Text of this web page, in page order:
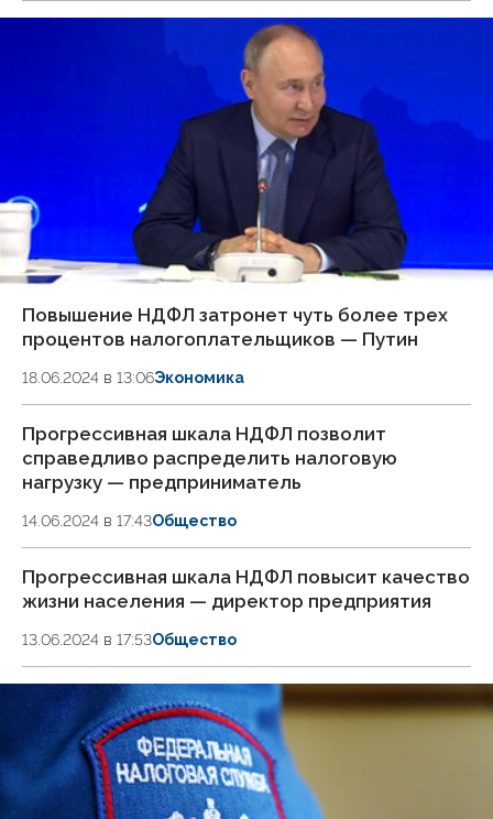
Повышение НДФЛ затронет чуть более трех
процентов налогоплательщиков — Путин
18.06.2024 в 13:06Экономика
Прогрессивная шкала НДФЛ позволит
справедливо распределить налоговую
нагрузку — предприниматель
14.06.2024 в 17:43Общество
Прогрессивная шкала НДФЛ повысит качество
жизни населения — директор предприятия
13.06.2024 в 17:53Общество